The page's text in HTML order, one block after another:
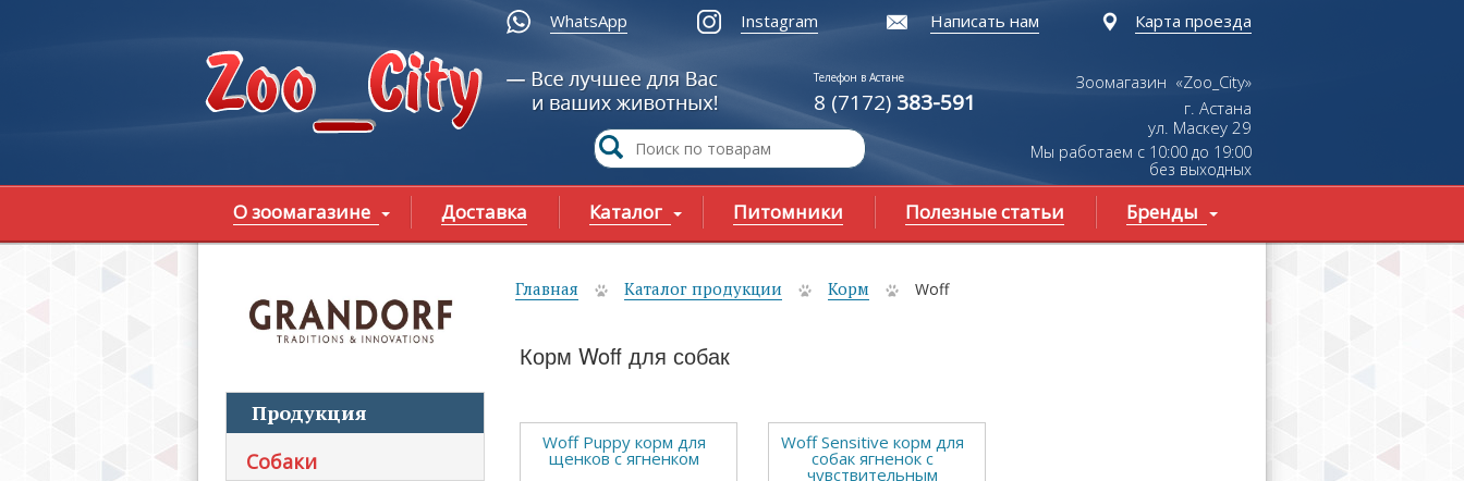
WhatsApp Instagram Написать нам Карта проезда
Телефон в Астане
8 (7172) 383-591
Зоомагазин «Zoo_City»
г. Астана
ул. Маскеу29
Мы работаем с 10:00 до 19:00
без выходных
О зоомагазине Доставка Каталог Питомники Полезные статьи Бренды
Продукция
Собаки
Главная Каталог продукции Корм Woff
Корм Woff для собак
Woff Puppy корм для
щенков с ягненком
Woff Sensitive корм для
собак ягненок с
чувствительным